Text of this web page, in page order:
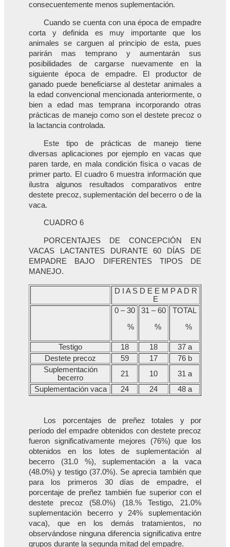
consecuentemente menos suplementación.
Cuando se cuenta con una época de empadre
corta y definida es muy importante que los
animales se carguen al principio de esta, pues
parirán mas temprano y aumentarán sus
posibilidades de cargarse nuevamente en la
siguiente época de empadre. El productor de
ganado puede beneficiarse al destetar animales a
la edad convencional mencionada anteriormente, o
bien a edad mas temprana incorporando otras
prácticas de manejo como son el destete precoz o
la lactancia controlada.
Este tipo de prácticas de manejo tiene
diversas aplicaciones por ejemplo en vacas que
paren tarde, en mala condición física o vacas de
primer parto. El cuadro 6 muestra información que
ilustra algunos resultados comparativos entre
destete precoz, suplementación del becerro o de la
vaca.
CUADRO 6
PORCENTAJES DE CONCEPCIÓN EN
VACAS LACTANTES DURANTE 60 DÍAS DE
EMPADRE BAJO DIFERENTES TIPOS DE
MANEJO.
D I A S D E E M P A D R
E
0 – 30
%
31 – 60
%
TOTAL
%
Testigo 18 18
37 a
Destete precoz
59 17
76 b
Suplementación
becerro
21 10
31 a
Suplementación vaca
24 24 48 a
Los porcentajes de preñez totales y por
período del empadre obtenidos con destete precoz
fueron significativamente mejores (76%) que los
obtenidos en los lotes de suplementación al
becerro (31.0 %), suplementación a la vaca
(48.0%) y testigo (37.0%). Se aprecia también que
para los primeros 30 días de empadre, el
porcentaje de preñez también fue superior con el
destete precoz (58.0%) (18.% Testigo, 21.0%
suplementación becerro y 24% suplementación
vaca), que en los demás tratamientos, no
observándose ninguna diferencia significativa entre
grupos durante la segunda mitad del empadre.